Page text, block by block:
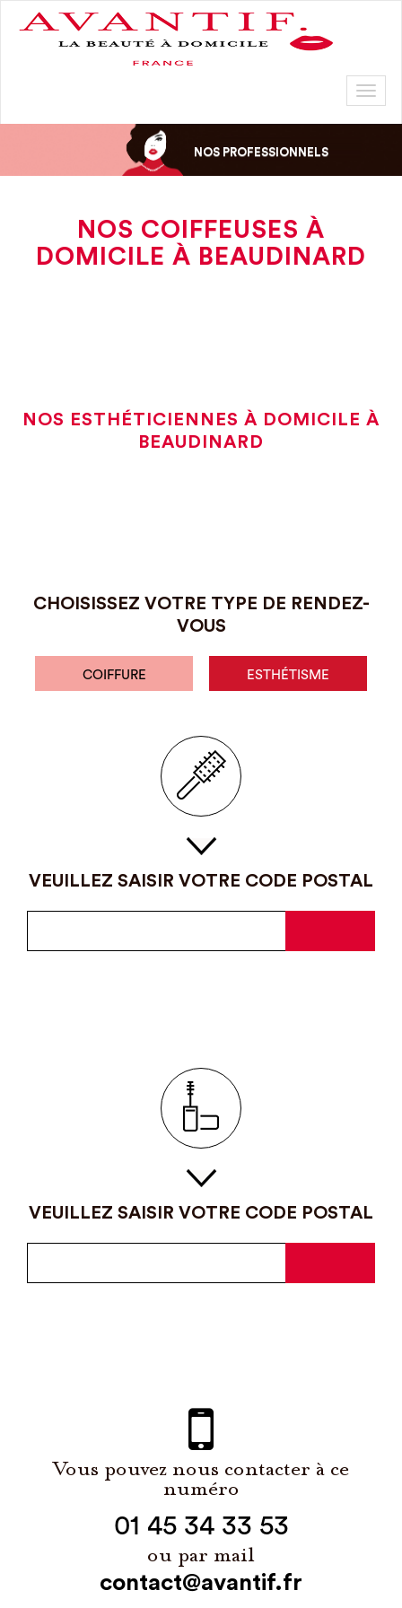
NOS PROFESSIONNELS
NOS COIFFEUSES À
DOMICILE À BEAUDINARD
NOS ESTHÉTICIENNES À DOMICILE À
BEAUDINARD
CHOISISSEZ VOTRE TYPE DE RENDEZ-
VOUS
COIFFURE ESTHÉTISME
VEUILLEZ SAISIR VOTRE CODE POSTAL
VEUILLEZ SAISIR VOTRE CODE POSTAL
Vous pouvez nous contacter à ce
numéro
01 45 34 33 53
ou par mail
contact@avantif.fr